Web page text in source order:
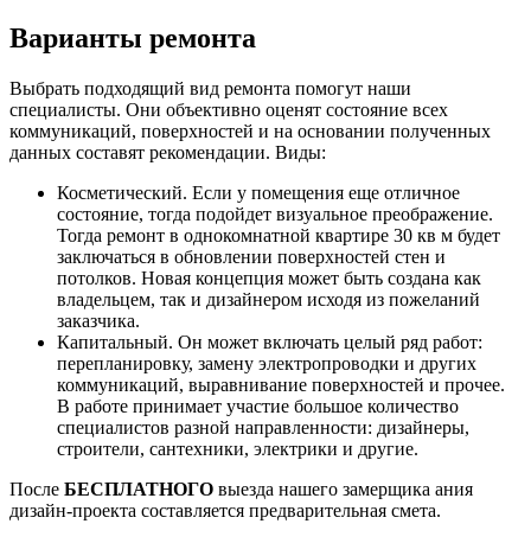
Варианты ремонта
Выбрать подходящий вид ремонта помогут наши
специалисты. Они объективно оценят состояние всех
коммуникаций, поверхностей и на основании полученных
данных составят рекомендации. Виды:
Косметический. Если у помещения еще отличное
состояние, тогда подойдет визуальное преображение.
Тогда ремонт в однокомнатной квартире 30 кв м будет
заключаться в обновлении поверхностей стен и
потолков. Новая концепция может быть создана как
владельцем, так и дизайнером исходя из пожеланий
заказчика.
Капитальный. Он может включать целый ряд работ:
перепланировку, замену электропроводки и других
коммуникаций, выравнивание поверхностей и прочее.
В работе принимает участие большое количество
специалистов разной направленности: дизайнеры,
строители, сантехники, электрики и другие.
После БЕСПЛАТНОГО выезда нашего замерщика ания
дизайн-проекта составляется предварительная смета.